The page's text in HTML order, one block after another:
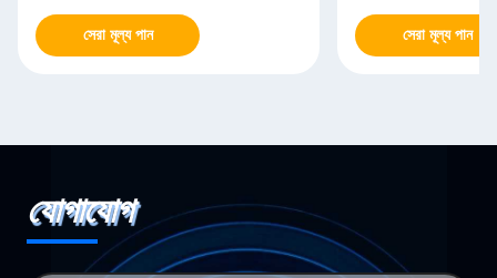
সেরা মূল্য পান সেরা মূল্য পান
যোগাযোগ